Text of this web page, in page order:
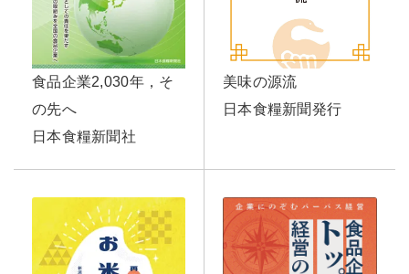
食品企業2,030年，そ
の先へ
日本食糧新聞社
美味の源流
日本食糧新聞発行